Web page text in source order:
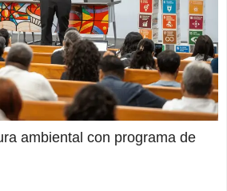
ambiental con programa de